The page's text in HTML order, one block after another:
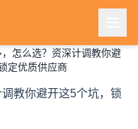
怎么选？资深计调教你避
定优质供应商